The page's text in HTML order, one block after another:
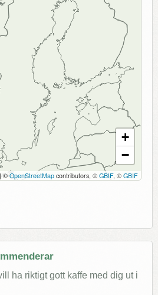
+
−
|©OpenStreetMap contributors, © GBIF, © GBIF
ha riktigt gott kaffe med dig ut i